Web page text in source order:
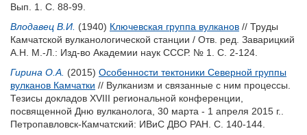
Вып. 1. С. 88-99.
Влодавец В.И. (1940) Ключевская группа вулканов // Труды
Камчатской вулканологической станции / Отв. ред. Заварицкий
А.Н.
М.-Л.: Изд-во Академии наук СССР. № 1. С. 2-124.
Гирина О.А. (2015) Особенности тектоники Северной группы
вулканов Камчатки // Вулканизм и связанные с ним процессы.
Тезисы докладов XVIII региональной конференции,
посвященной Дню вулканолога, 30 марта - 1 апреля 2015 г..
Петропавловск-Камчатский: ИВиС ДВО РАН. С. 140-144.